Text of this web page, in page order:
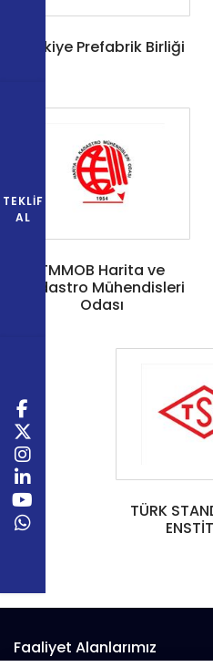
Türkiye Prefabrik Birliği
TMMOB Harita ve
Kadastro Mühendisleri
Odası
TÜRK
TEKLIF
AL
Faaliyet Alanlarımız